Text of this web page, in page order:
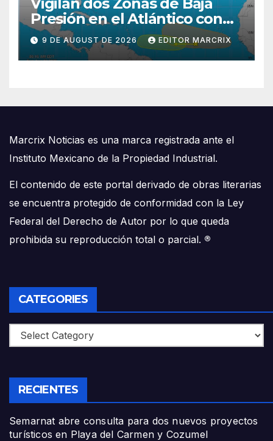
Presión en el Atlántico con
posible desarrollo ciclónico
9 DE AUGUST DE 2026 EDITOR MARCRIX
Marcrix Noticias es una marca registrada ante el
Instituto Mexicano de la Propiedad Industrial.
El contenido de este portal derivado de obras literarias
se encuentra protegido de conformidad con la Ley
Federal del Derecho de Autor por lo que queda
prohibida su reproducción total o parcial. ®
CATEGORIES
Categories
RECIENTES
Semarnat abre consulta para dos nuevos proyectos
turísticos en Playa del Carmen y Cozumel